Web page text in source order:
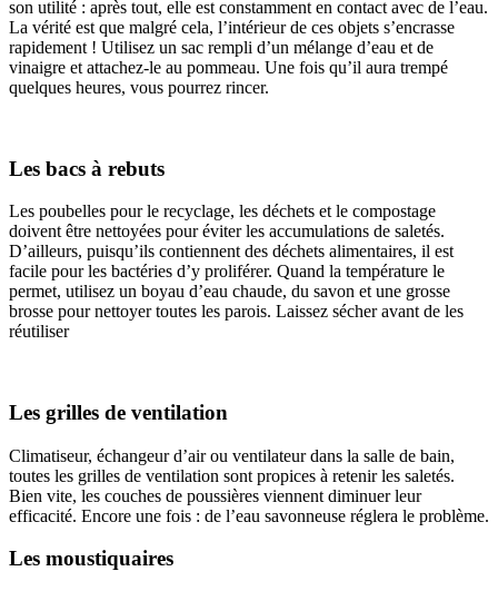
son utilité : après tout, elle est constamment en contact avec de l’eau.
La vérité est que malgré cela, l’intérieur de ces objets s’encrasse
rapidement ! Utilisez un sac rempli d’un mélange d’eau et de
vinaigre et attachez-le au pommeau. Une fois qu’il aura trempé
quelques heures, vous pourrez rincer.
Les bacs à rebuts
Les poubelles pour le recyclage, les déchets et le compostage
doivent être nettoyées pour éviter les accumulations de saletés.
D’ailleurs, puisqu’ils contiennent des déchets alimentaires, il est
facile pour les bactéries d’y proliférer. Quand la température le
permet, utilisez un boyau d’eau chaude, du savon et une grosse
brosse pour nettoyer toutes les parois. Laissez sécher avant de les
réutiliser
Les grilles de ventilation
Climatiseur, échangeur d’air ou ventilateur dans la salle de bain,
toutes les grilles de ventilation sont propices à retenir les saletés.
Bien vite, les couches de poussières viennent diminuer leur
efficacité. Encore une fois : de l’eau savonneuse réglera le problème.
Les moustiquaires